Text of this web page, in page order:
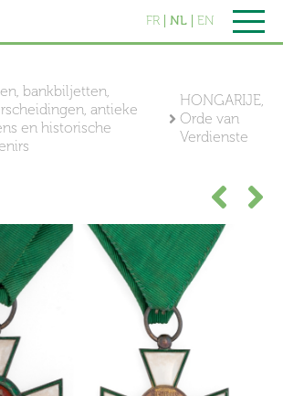
FR NL EN
bankbiljetten,
antieke
en historische
HONGARIJE,
Orde van
Verdienste